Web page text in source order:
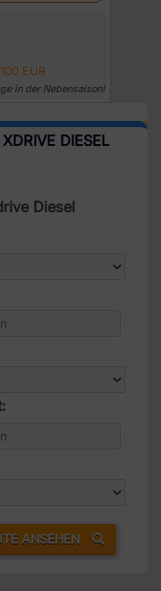
EUR
in der Nebensaison!
DIESEL
Diesel
ANSEHEN